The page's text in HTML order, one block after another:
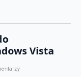
Vista